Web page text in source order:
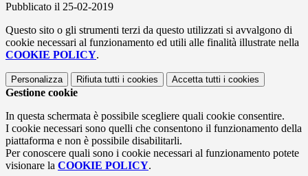
Pubblicato il 25-02-2019
Questo sito o gli strumenti terzi da questo utilizzati si avvalgono di
cookie necessari al funzionamento ed utili alle finalità illustrate nella
COOKIE POLICY.
Personalizza Rifiuta tutti i cookies Accetta tutti i cookies
Gestione cookie
In questa schermata è possibile scegliere quali cookie consentire.
I cookie necessari sono quelli che consentono il funzionamento della
piattaforma e non è possibile disabilitarli.
Per conoscere quali sono i cookie necessari al funzionamento potete
visionare la COOKIE POLICY.